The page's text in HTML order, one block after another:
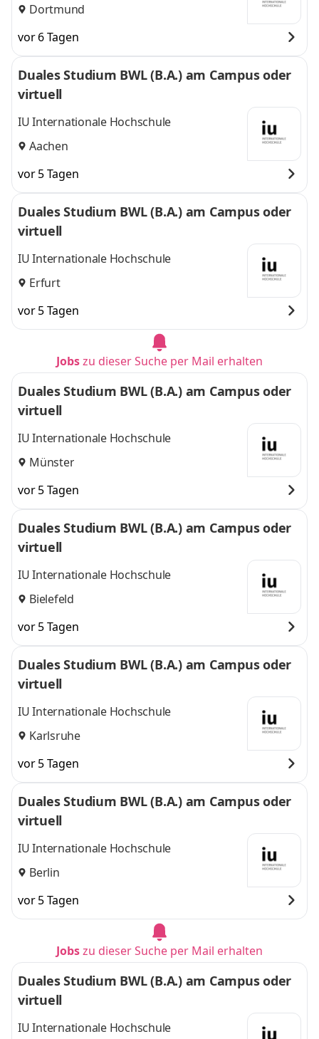
Dortmund
vor 6 Tagen
Duales Studium BWL (B.A.) am Campus oder
virtuell
IU Internationale Hochschule
Aachen
vor 5 Tagen
Duales Studium BWL (B.A.) am Campus oder
virtuell
IU Internationale Hochschule
Erfurt
vor 5 Tagen
Jobszu dieser Suche per Mail erhalten
Duales Studium BWL (B.A.) am Campus oder
virtuell
IU Internationale Hochschule
Münster
vor 5 Tagen
Duales Studium BWL (B.A.) am Campus oder
virtuell
IU Internationale Hochschule
Bielefeld
vor 5 Tagen
Duales Studium BWL (B.A.) am Campus oder
virtuell
IU Internationale Hochschule
Karlsruhe
vor 5 Tagen
Duales Studium BWL (B.A.) am Campus oder
virtuell
IU Internationale Hochschule
Berlin
vor 5 Tagen
Jobszu dieser Suche per Mail erhalten
Duales Studium BWL (B.A.) am Campus oder
virtuell
IU Internationale Hochschule